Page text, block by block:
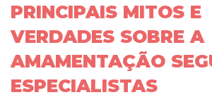
PRINCIPAIS MITOS E
VERDADES SOBRE A
AMAMENTAÇÃO
ESPECIALISTAS